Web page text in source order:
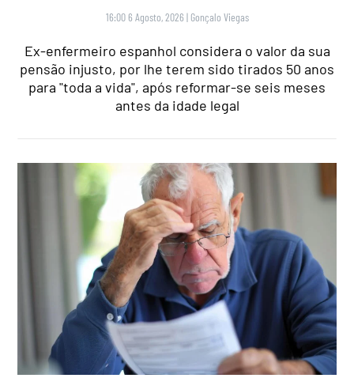
16:00 6 Agosto, 2026 | Gonçalo Viegas
Ex-enfermeiro espanhol considera o valor da sua
pensão injusto, por lhe terem sido tirados 50 anos
para "toda a vida", após reformar-se seis meses
antes da idade legal